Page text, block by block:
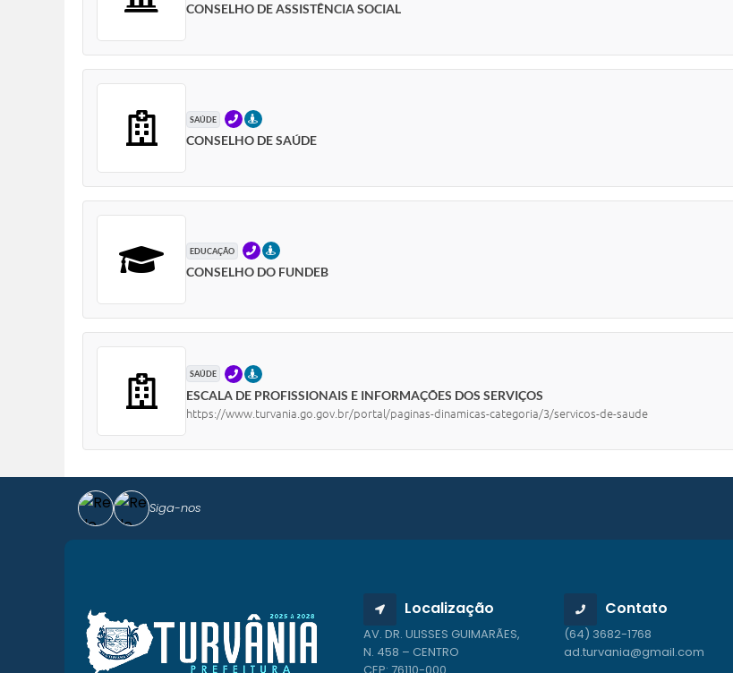
CONSELHO DE ASSISTÊNCIA SOCIAL
SAÚDE TELEFONEPRESENCIAL
CONSELHO DE SAÚDE
EDUCAÇÃO TELEFONEPRESENCIAL
CONSELHO DO FUNDEB
SAÚDE TELEFONEPRESENCIAL
ESCALA DE PROFISSIONAIS E INFORMAÇÕES DOS SERVIÇOS
https://www.turvania.go.gov.br/portal/paginas-dinamicas-categoria/3/servicos-de-saude
Siga-nos
Localização
AV. DR. ULISSES GUIMARÃES,
N. 458 – CENTRO
Contato
(64) 3682-1768
ad.turvania@gmail.com